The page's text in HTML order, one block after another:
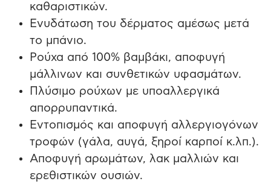
καθαριστικών.
Ενυδάτωση του δέρματος αμέσως μετά
το μπάνιο.
Ρούχα από 100% βαμβάκι, αποφυγή
μάλλινων και συνθετικών υφασμάτων.
Πλύσιμο ρούχων με υποαλλεργικά
απορρυπαντικά.
Εντοπισμός και αποφυγή αλλεργιογόνων
τροφών (γάλα, αυγά, ξηροί καρποί κ.λπ.).
Αποφυγή αρωμάτων, λακ μαλλιών και
ερεθιστικών ουσιών.